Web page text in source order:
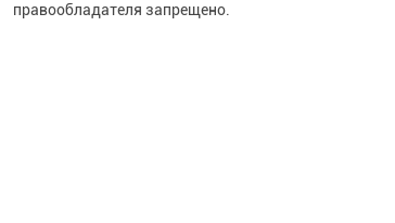
правообладателя запрещено.